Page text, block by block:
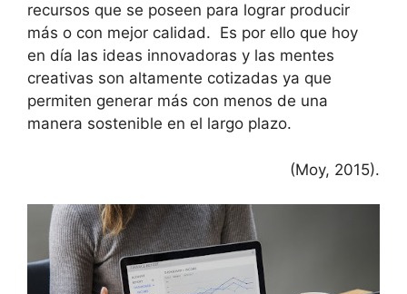
recursos que se poseen para lograr producir
más o con mejor calidad. Es por ello que hoy
en día las ideas innovadoras y las mentes
creativas son altamente cotizadas ya que
permiten generar más con menos de una
manera sostenible en el largo plazo.
(Moy, 2015).